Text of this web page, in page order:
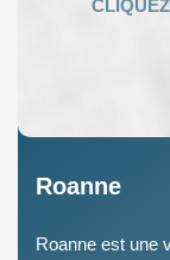
Roanne
Roanne est une